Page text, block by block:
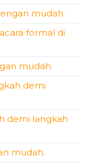
mudah.
formal di
mudah.
demi
demi langkah
mudah.